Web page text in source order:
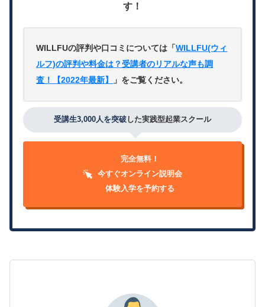
す！
WILLFUの評判や口コミについては「WILLFU(ウィ
ルフ)の評判や料金は？受講者のリアルな声も調
査！【2022年最新】
」をご覧ください。
受講生3,000人を突破 した実践型起業スクール
完全無料！
今すぐオンライン説明会
体験入学を予約する